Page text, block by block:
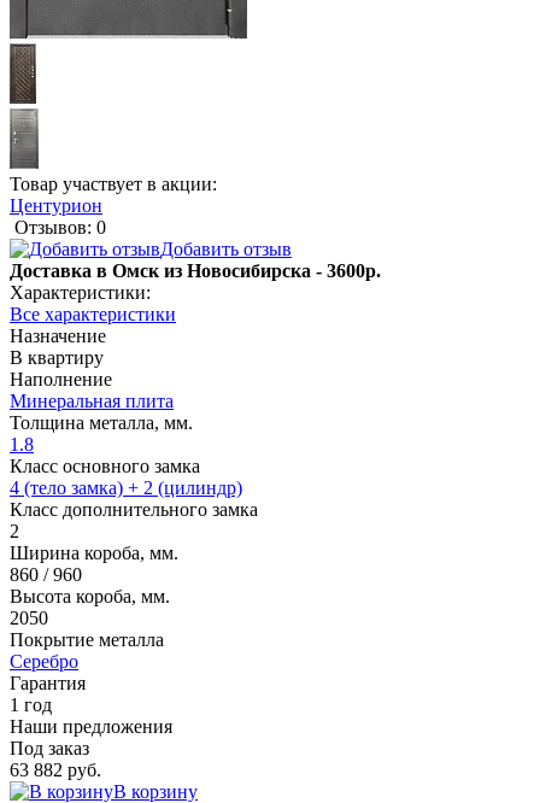
Товар участвует в акции:
Центурион
Отзывов: 0
Добавить отзыв
Доставка в Омск из Новосибирска - 3600р.
Характеристики:
Все характеристики
Назначение
В квартиру
Наполнение
Минеральная плита
Толщина металла, мм.
1.8
Класс основного замка
4 (тело замка) + 2 (цилиндр)
Класс дополнительного замка
2
Ширина короба, мм.
860 / 960
Высота короба, мм.
2050
Покрытие металла
Серебро
Гарантия
1 год
Наши предложения
Под заказ
63 882 руб.
В корзину